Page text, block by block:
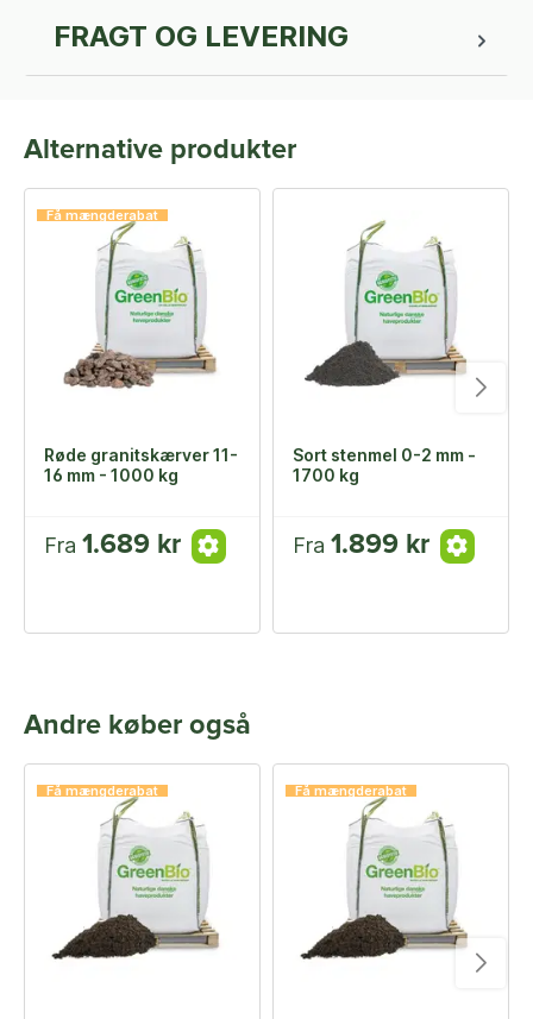
FRAGT OG LEVERING
Alternative produkter
Få mængderabat
Røde granitskærver 11-
16 mm - 1000 kg
Fra 1.689 kr
Sort stenmel 0-2 mm -
1700 kg
Fra 1.899 kr
Andre køber også
Få mængderabat Få mængderabat